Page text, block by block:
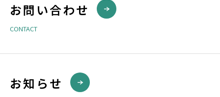
お問い合わせ
CONTACT
お知らせ